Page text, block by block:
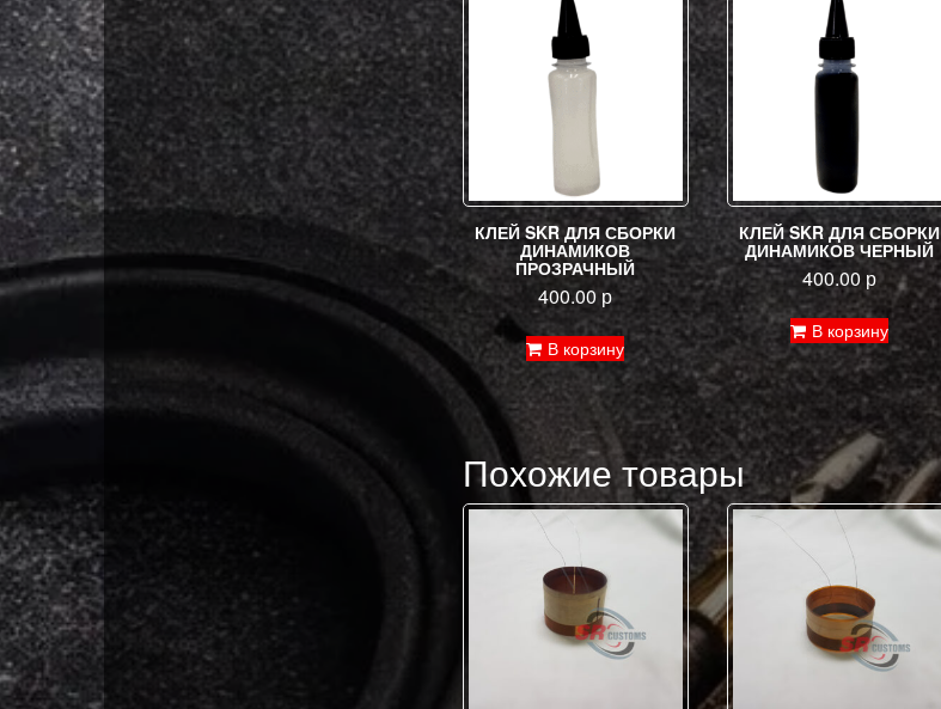
КЛЕЙ SKR ДЛЯ СБОРКИ
ДИНАМИКОВ
ПРОЗРАЧНЫЙ
400.00р
В корзину
КЛЕЙ SKR ДЛЯ СБОРКИ
ДИНАМИКОВ ЧЕРНЫЙ
400.00 р
В корзину
Похожие товары